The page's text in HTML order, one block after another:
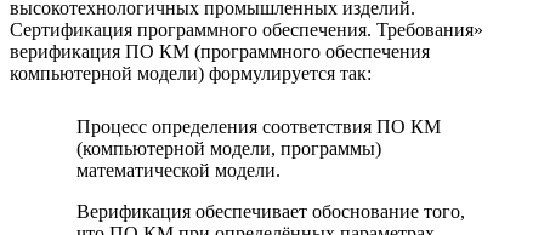
высокотехнологичных промышленных изделий.
Сертификация программного обеспечения. Требования»
верификация ПО КМ (программного обеспечения
компьютерной модели) формулируется так:
Процесс определения соответствия ПО КМ
(компьютерной модели, программы)
математической модели.
Верификация обеспечивает обоснование того,